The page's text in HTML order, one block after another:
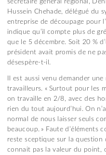
Hussein Chehade, délégué du
entreprise de découpage pour
indique qu’il compte plus de
que le 5 décembre. Soit 20 %
président avait promis de ne
désespère-t-il.
Il est aussi venu demander
travailleurs. « Surtout pour les
on travaille en 2/8, avec des
rien du tout aujourd’hui. On
normal de nous laisser seuls
beaucoup. » Faute d’éléments
reste sceptique sur la question
connait pas la valeur du point,